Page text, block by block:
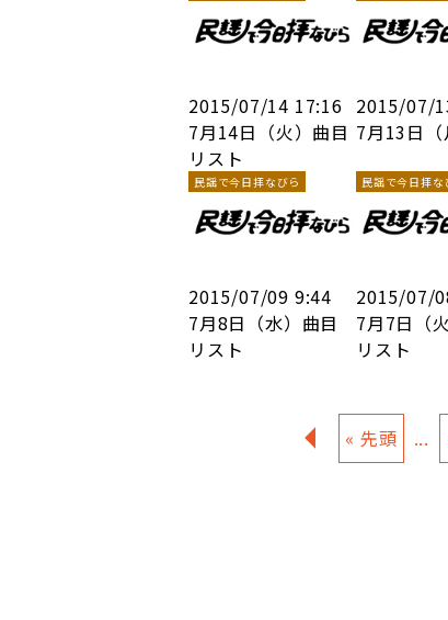
2015/07/14 17:16
7月14日（火）曲目
リスト
2015/07/
7月13日（
民謡で今日拝なびら
2015/07/09 9:44
7月8日（水）曲目
リスト
民謡で今日拝な
2015/07/
7月7日（
リスト
« 先頭
« ...